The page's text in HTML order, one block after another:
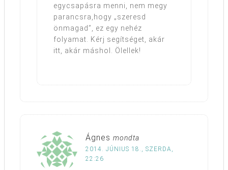
egycsapásra menni, nem megy
parancsra,hogy „szeresd
önmagad”, ez egy nehéz
folyamat. Kérj segítséget, akár
itt, akár máshol. Ölellek!
Ágnes mondta
2014. JÚNIUS 18., SZERDA,
22:26